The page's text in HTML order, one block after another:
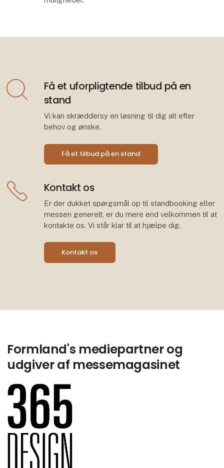
Få et uforpligtende tilbud på en
stand
Vi kan skræddersy en løsning til dig alt efter
behov og ønske.
Få et tilbud på en stand
Kontakt os
Er der dukket spørgsmål op til standbooking eller
messen generelt, er du mere end velkommen til at
kontakte os. Vi står klar til at hjælpe dig.
Kontakt os
Formland's mediepartner og
udgiver af messemagasinet